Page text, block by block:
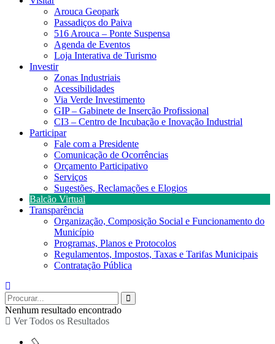
Arouca Geopark
Passadiços do Paiva
516 Arouca – Ponte Suspensa
Agenda de Eventos
Loja Interativa de Turismo
Investir
Zonas Industriais
Acessibilidades
Via Verde Investimento
GIP – Gabinete de Inserção Profissional
CI3 – Centro de Incubação e Inovação Industrial
Participar
Fale com a Presidente
Comunicação de Ocorrências
Orçamento Participativo
Serviços
Sugestões, Reclamações e Elogios
Balcão Virtual
Transparência
Organização, Composição Social e Funcionamento do
Município
Programas, Planos e Protocolos
Regulamentos, Impostos, Taxas e Tarifas Municipais
Contratação Pública
Nenhum resultado encontrado
Ver Todos os Resultados